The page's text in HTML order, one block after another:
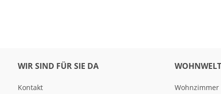
WIR SIND FÜR SIE DA
Kontakt
Wohnzimmer